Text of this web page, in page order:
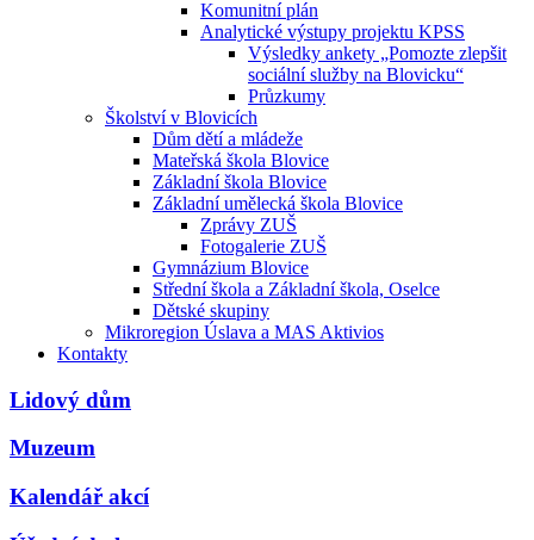
Komunitní plán
Analytické výstupy projektu KPSS
Výsledky ankety „Pomozte zlepšit
sociální služby na Blovicku“
Průzkumy
Školství v Blovicích
Dům dětí a mládeže
Mateřská škola Blovice
Základní škola Blovice
Základní umělecká škola Blovice
Zprávy ZUŠ
Fotogalerie ZUŠ
Gymnázium Blovice
Střední škola a Základní škola, Oselce
Dětské skupiny
Mikroregion Úslava a MAS Aktivios
Kontakty
Lidový dům
Muzeum
Kalendář akcí